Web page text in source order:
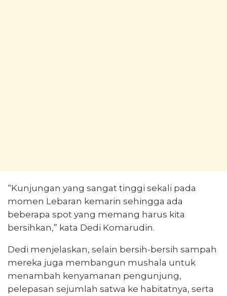
“Kunjungan yang sangat tinggi sekali pada
momen Lebaran kemarin sehingga ada
beberapa spot yang memang harus kita
bersihkan,” kata Dedi Komarudin.
Dedi menjelaskan, selain bersih-bersih sampah
mereka juga membangun mushala untuk
menambah kenyamanan pengunjung,
pelepasan sejumlah satwa ke habitatnya, serta